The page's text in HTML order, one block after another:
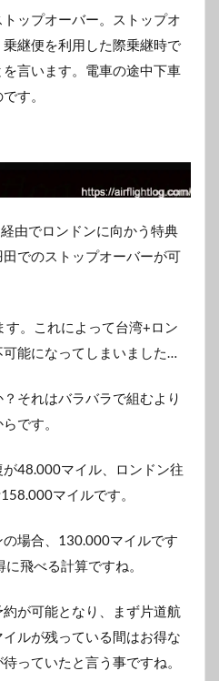
ップオーバー。ストップオ
継便を利用した際乗継時で
言います。電車の途中下車
す。
由でロンドンに向かう特典
でのストップオーバーが可
。これによって台湾+ロン
可能になってしまいました…
それはバラバラで組むより
です。
48.000マイル、ロンドン往
マイルです。
場合、130.000マイルです
飛べる計算ですね。
が可能となり、まず片道航
ルが残っている間はお得な
っていたと言う事ですね。